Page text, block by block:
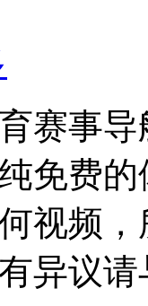
赛事
免费
视频
异议